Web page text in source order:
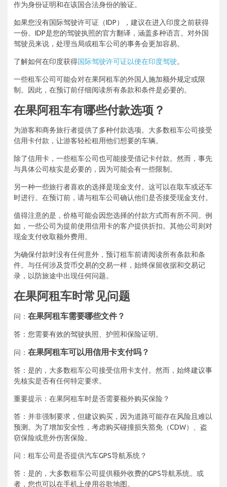
作为身份证明和在该国合法身份的验证。
如果您没有国际驾驶许可证（IDP），建议在进入印度之前获得
一份。IDP是您的驾驶执照的官方翻译，涵盖多种语言。对外国
驾驶员来说，处理当局或租车公司的事务会更加容易。
了解如何在印度获得国际驾驶许可证以便在印度驾驶。
一些租车公司可能会对在果阿租车的外国人施加额外规定或限
制。因此，在预订前仔细阅读所有条款和条件是必要的。
在果阿租车有哪些付款选项？
为游客和商务旅行者提供了多种付款选项。大多数租车公司接受
信用卡付款，让游客轻松租用他们想要的车辆。
除了信用卡，一些租车公司也可能接受借记卡付款。然而，事先
与具体公司核实是必要的，因为可能会有一些限制。
另一种一些旅行者喜欢的选择是现金支付。这可以在取车或还车
时进行。在预订前，请与租车公司确认他们是否接受现金支付。
值得注意的是，价格可能会因您选择的付款方式而有所不同。例
如，一些公司为提前使用信用卡的客户提供折扣。其他公司则对
现金支付收取额外费用。
为确保付款时没有任何意外，预订租车前请阅读所有条款和条
件。与任何涉及货币交易的交易一样，始终保留收据和交易记
录，以防旅途中出现任何问题。
在果阿租车时常见问题
问： 在果阿租车需要哪些文件？
答：您需要有效的驾驶执照、护照和保险证明。
问： 在果阿租车可以用信用卡支付吗？
答：是的，大多数租车公司接受信用卡支付。然而，始终建议事
先核实是否有任何特定要求。
重要提示：在果阿租车时是否需要额外购买保险？
答：并非强制要求，但建议购买，因为道路可能存在风险且难以
预测。为了增加安全性，考虑购买碰撞损失豁免（CDW）、盗
窃保险或意外伤害保险。
问：租车公司是否提供汽车GPS导航系统？
答：是的，大多数租车公司提供额外收费的GPS导航系统。或
者，您也可以在手机上使用谷歌地图。